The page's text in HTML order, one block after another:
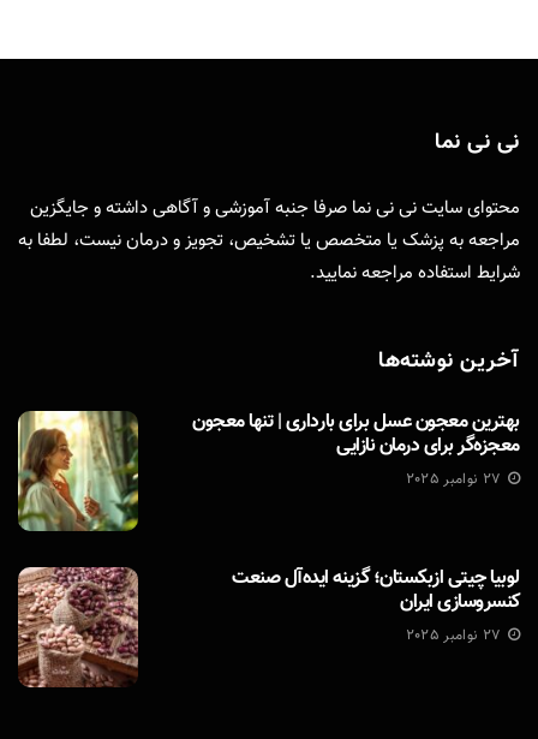
نی نی نما
محتوای سایت نی نی نما صرفا جنبه آموزشی و آگاهی داشته و جایگزین
مراجعه به پزشک یا متخصص یا تشخیص، تجویز و درمان نیست، لطفا به
شرایط استفاده مراجعه نمایید.
آخرین نوشته‌ها
بهترین معجون عسل برای بارداری | تنها معجون
معجزه‌گر برای درمان نازایی
27 نوامبر 2025
لوبیا چیتی ازبکستان؛ گزینه ایده‌آل صنعت
کنسروسازی ایران
27 نوامبر 2025